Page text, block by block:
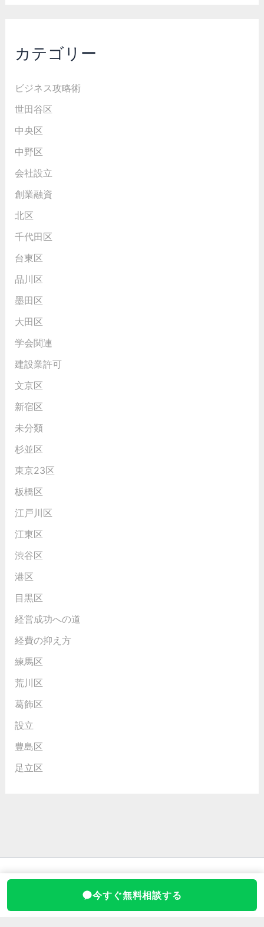
カテゴリー
ビジネス攻略術
世田谷区
中央区
中野区
会社設立
創業融資
北区
千代田区
台東区
品川区
墨田区
大田区
学会関連
建設業許可
文京区
新宿区
未分類
杉並区
東京23区
板橋区
江戸川区
江東区
渋谷区
港区
目黒区
経営成功への道
経費の抑え方
練馬区
荒川区
葛飾区
設立
豊島区
足立区
今すぐ無料相談する